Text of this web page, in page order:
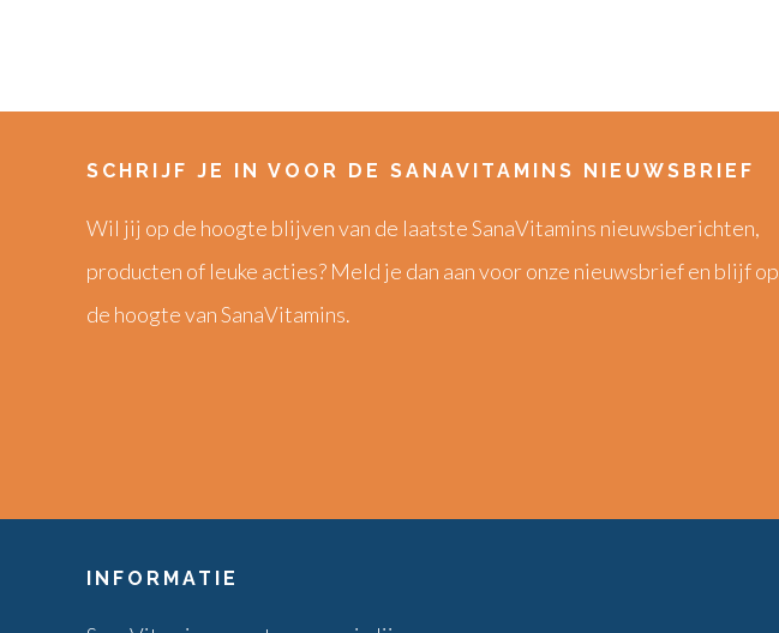
SCHRIJF JE IN VOOR DE SANAVITAMINS NIEUWSBRIEF
Wil jij op de hoogte blijven van de laatste SanaVitamins nieuwsberichten,
producten of leuke acties? Meld je dan aan voor onze nieuwsbrief en blijf op
de hoogte van SanaVitamins.
INFORMATIE